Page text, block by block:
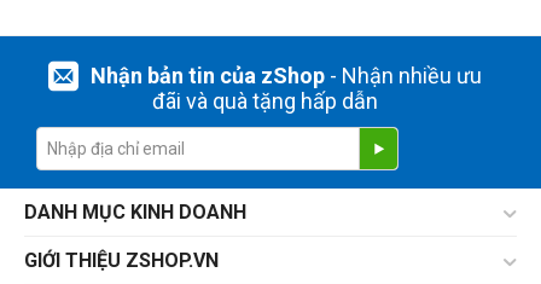
Nhận bản tin của zShop- Nhận nhiều ưu
đãi và quà tặng hấp dẫn
DANH MỤC KINH DOANH
GIỚI THIỆU ZSHOP.VN